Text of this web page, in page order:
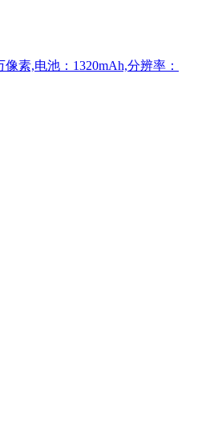
素,电池：1320mAh,分辨率：